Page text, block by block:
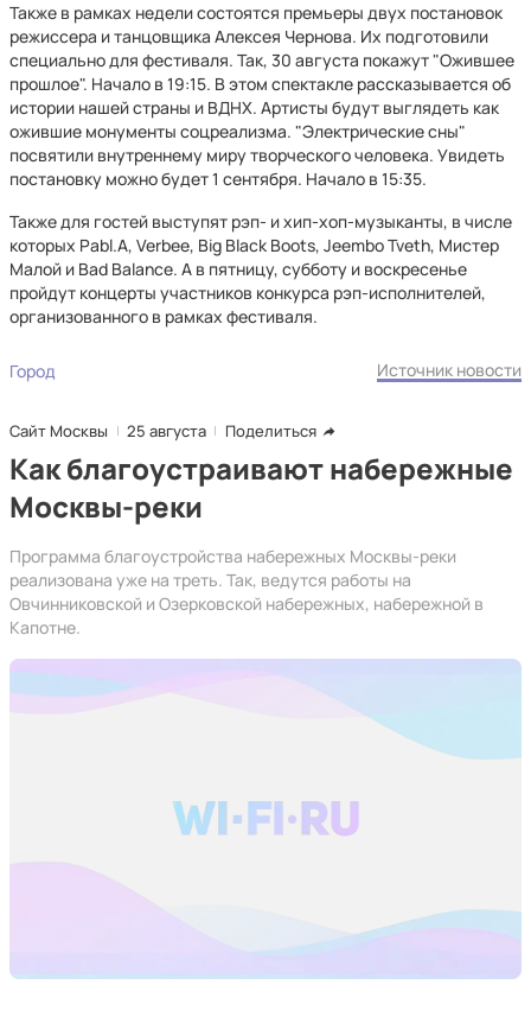
Также в рамках недели состоятся премьеры двух постановок
режиссера и танцовщика Алексея Чернова. Их подготовили
специально для фестиваля. Так, 30 августа покажут "Ожившее
прошлое". Начало в 19:15. В этом спектакле рассказывается об
истории нашей страны и ВДНХ. Артисты будут выглядеть как
ожившие монументы соцреализма. "Электрические сны"
посвятили внутреннему миру творческого человека. Увидеть
постановку можно будет 1 сентября. Начало в 15:35.
Также для гостей выступят рэп- и хип-хоп-музыканты, в числе
которых Pabl.А, Verbee, Big Black Boots, Jeembo Tveth, Мистер
Малой и Bad Balance. А в пятницу, субботу и воскресенье
пройдут концерты участников конкурса рэп-исполнителей,
организованного в рамках фестиваля.
Город Источник новости
Сайт Москвы 25 августа Поделиться
Как благоустраивают набережные
Москвы-реки
Программа благоустройства набережных Москвы-реки
реализована уже на треть. Так, ведутся работы на
Овчинниковской и Озерковской набережных, набережной в
Капотне.